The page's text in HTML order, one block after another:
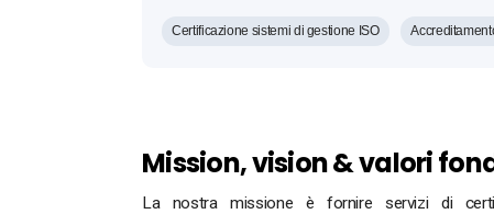
Certificazione sistemi di gestione ISO
Mission, vision & valori
La nostra missione è fornire servizi di